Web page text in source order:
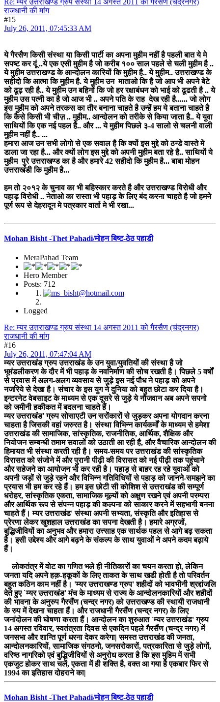
राजधानी की मांग
#15
July 26, 2011, 07:45:33 AM
ये गैरसैण किसी संस्था या किसी पार्टी का अपना मुहीम नहीं है पहली बात ये मे
सपष्ट कर दूं ..ये एक एसी मुहीम है जो करीब १०० साल पहले से चली मुहीम है ..
ये मुहीम उत्तराखण्ड के आन्दोलन कारियों कि मुहीम है.. ये मुहीम.. उत्तराखण्ड के
सहीदो कि आत्मा कि मुहीम है. ये मुहीम उन माताओ कि है जो आप भी अपने बेटे
को ढूढ़ रही है.. ये मुहीम उन बहिनों कि जो हर रक्षाबंधन को भाई को ढूढती है .. ये
मुहीम उस पत्नी का है जो आज भी .. अपने पति के राह देख रही है...... जो लोग
इस मुहीम को अपने तरकस का तीर बनाना चाहते है उन्हें हम ये बताना चाहते है
कि कैसे किसी भी चीज़ .. मुहीम.. आन्दोलन को तरीके से किया जाता है.. ये युवा
साथियों कि एक नई पहल है.. और ... ये मुहीम पिछले ३-4 सालो से चलनी वाली
मुहीम नहीं है.. ...
हमारा आज उन सभी लोगो से एक सवाल है कि क्यों इस मुद्दे को ठन्डे वास्ते मे
डाला जा रहा है... और क्यों लोग इस मुद्दे को अपनी मुहीम बता रहे है.. साथियों ये
मुहीम पुरे उत्तराखण्ड का है और हमारे 42 सहीदो कि मुहीम है... बाबा मोहन
उत्तराखंडी कि मुहीम है...
हम तो २०१२ के चुनाव का भी बहिस्कार करते है और उत्तराखण्ड विरोधी और
पहाड़ विरोधी .. नेताओ का रास्ता भी पहाड़ के लिए बंद करना चाहते है जो हमने
पूर्ण रूप से देहरादून मे पत्रकार वार्ता मे भी रखा...
Mohan Bisht -Thet Pahadi/मोहन बिष्ट-ठेठ पहाडी
MeraPahad Team
Hero Member
Posts: 712
Logged
Re: म्यर उत्तराखण्ड ग्रुप संस्था 14 अगस्त 2011 को गैरसैण (चंद्रनगर)
राजधानी की मांग
#16
July 26, 2011, 07:47:04 AM
म्यर उत्तराखंड ग्रुप उत्तराखंड के उन युवा/युवतियों की संस्था है जो
भूमंडलीकरण के दौर में भी पहाड़ के नवनिर्माण की सोच रखती है। पिछले 5 वर्षों
से प्रवास में अलग-अलग व्यवसाय से जुड़े इस नई पौध ने पहाड़ को अपने
नजरिये से देखा है। संचार के इस युग ने दुनिया को बहुत छोटा कर दिया है।
इन्टरनेट वेबसाइट के माध्यम से एक दूसरे से जुड़े ये नौजवान अब अपने सपनो
को जमीनी हकीकत में बदलना चाहते हैं।
म्यर उत्तराखंड' ग्रुप सोसाएटी उन सरोंकारों से जुड़कर अपना योगदान करना
चाहता है जिसकी वहां जरुरत है। संस्था विभिन्न कार्यकर्मों के माध्यम से हमेशा
उत्तराखंड की सामाजिक, सांस्कृतिक, राजनीतिक, आर्थिक, शैक्षिक और
नियोजन सम्बन्धी तमाम सवालों को उठाती आ रही है, और वैचारिक आन्दोलन की
हिमायत भी संस्था करती रही है। समय-समय पर उत्तराखंड की सांस्कृतिक
विरासत को संजोने में और पुरानी पीढ़ी की विरासत को नई पीढ़ी तक पहुंचाने
और सहेजने का आयोजन भी कर रही है। पहाड़ से बाहर रह रहे युवाओं को
अपनी जड़ों से जुड़े रहने और विभिन्न गतिविधियों से पहाड़ को जानने-समझने का
प्रयास भी हम कर रहे हैं। हम इस छोटी सी कोशिश से उत्तराखंड की सम्पूर्ण
धरोहर, सांस्कृतिक एकता, सामाजिक मूल्यों को अक्षुण रखने एवं अपनी परम्परा
और आर्थिक रूप से संपन्न पहाड़ की कल्पना को साकार करने में सहभागी बनना
चाहते हैं। म्यर उत्तराखंड' संस्था अपनी सभ्यता, संस्कृति और इतिहास से
प्रेरणा लेकर खुशहाल उत्तराखंड का सपना देखती है। हमारे अग्रजों,
बुद्धिजीवियों का अनुभव और हमारा उत्त्साह एक सार्थक पहल से आगे बढ़ सकता
है। इसी उद्देश्य और आगे बढ़ने के संकल्प के साथ युवाओं ने अपने कदम बढ़ाये
हैं।
लोकतंत्र में वोट का गणित भले ही नीतिकारों का चयन करता हो, लेकिन
जनता यदि अपने हक़-हकूकों के लिए ताकत के साथ खडी होती है तो परिवर्तन
बहुत कठिन काम नहीं है। 'म्यर उत्तराखण्ड ग्रुप' शहीदों को भावभीनी श्रद्दांजलि
देते हुए `म्यर उत्तराखंड' मंच के माध्यम से राज्य के आन्दोलनकारियों और शहीदों
की भावना के अनुरुप गैरसैंण (चन्द्र नगर) को उत्तराखण्ड की स्थायी राजधानी
के रुप में देखना चाहता हैं। और राजधानी गैरसैंण (चन्द्र नगर) के लिए
जनांदोलन की घोषणा करता हैं। आन्दोलन का शुरुआत `म्यर उत्तराखंड' ग्रुप
14 अगस्त रविवार, स्वतंत्रता दिवस से एकदिन पहले गैरसैंण (चन्द्र नगर) में
जनसभा और शान्ति पूर्ण धरना देकर करेगा| समस्त उत्तराखंड की जनता,
आन्दोलनकारियों, सामाजिक संगठनो, जनसरोकारों, पत्रकारिता से जुड़े लोगों,
वरिष्ठ नागरिको एवं बुद्धिजीवियों से अनुरोध करता है कि इस मुहिम में सभी
एकजुट होकर साथ चलें, एकता में ही शक्ति है, वक्त आ गया है एकबार फिर से
1994 का इतिहास दोहराने का|
Mohan Bisht -Thet Pahadi/मोहन बिष्ट-ठेठ पहाडी